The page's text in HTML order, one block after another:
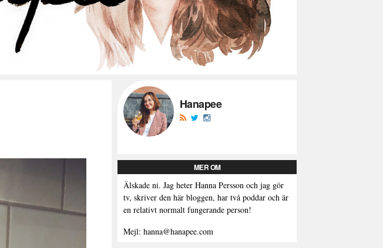
Hanapee
MER OM
Älskade ni. Jag heter Hanna Persson och jag gör
tv, skriver den här bloggen, har två poddar och är
en relativt normalt fungerande person!
Mejl: hanna@hanapee.com